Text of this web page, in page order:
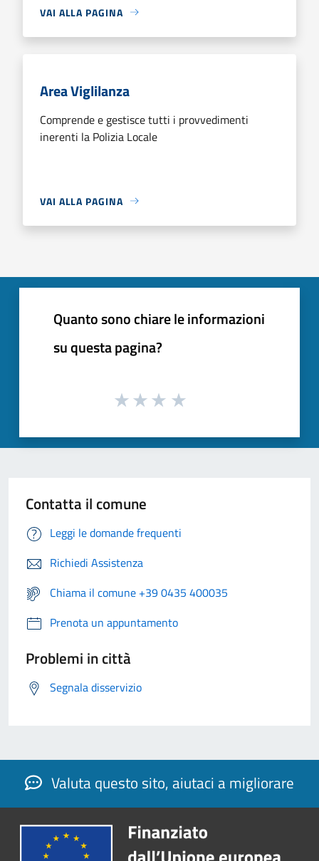
VAI ALLA PAGINA
Area Viglilanza
Comprende e gestisce tutti i provvedimenti
inerenti la Polizia Locale
VAI ALLA PAGINA
Quanto sono chiare le informazioni
su questa pagina?
Contatta il comune
Leggi le domande frequenti
Richiedi Assistenza
Chiama il comune +39 0435 400035
Prenota un appuntamento
Problemi in città
Segnala disservizio
Valuta questo sito, aiutaci a migliorare